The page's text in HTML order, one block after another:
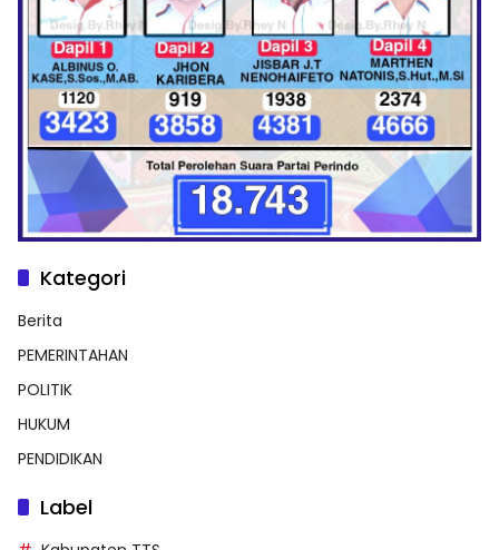
Kategori
Berita
PEMERINTAHAN
POLITIK
HUKUM
PENDIDIKAN
Label